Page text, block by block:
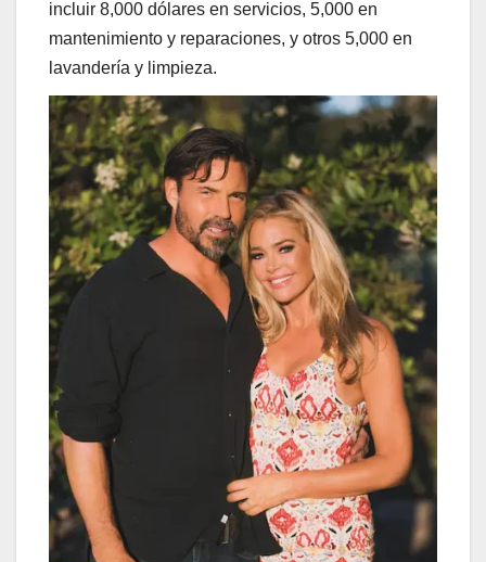
incluir 8,000 dólares en servicios, 5,000 en
mantenimiento y reparaciones, y otros 5,000 en
lavandería y limpieza.